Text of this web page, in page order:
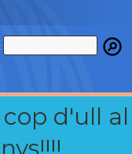
d'ull al